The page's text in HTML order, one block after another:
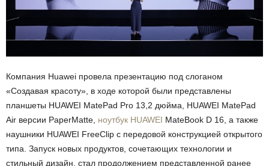
Компания Huawei провела презентацию под слоганом
«Создавая красоту», в ходе которой были представлены
планшеты HUAWEI MatePad Pro 13,2 дюйма, HUAWEI MatePad
Air версии PaperMatte, ноутбук HUAWEI MateBook D 16, а также
наушники HUAWEI FreeClip с передовой конструкцией открытого
типа. Запуск новых продуктов, сочетающих технологии и
стильный дизайн, стал продолжением представленной ранее